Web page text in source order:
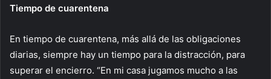
Tiempo de cuarentena
En tiempo de cuarentena, más allá de las obligaciones
diarias, siempre hay un tiempo para la distracción, para
superar el encierro. “En mi casa jugamos mucho a las